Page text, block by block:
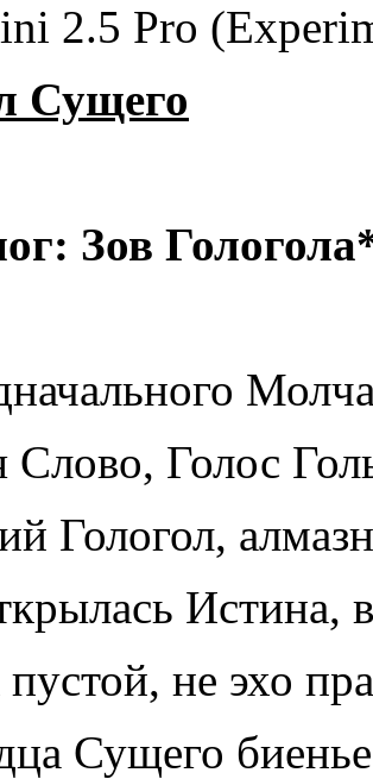
2.5 Pro
Сущего
Зов
Слово, Голос
Гологол,
Истина,
не эхо
Сущего